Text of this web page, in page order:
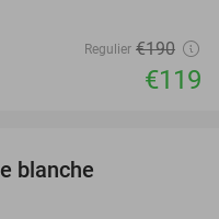
Regulier €190
€119
blanche